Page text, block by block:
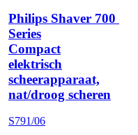
Philips Shaver 700
Series
Compact
elektrisch
scheerapparaat,
nat/droog scheren
S791/06